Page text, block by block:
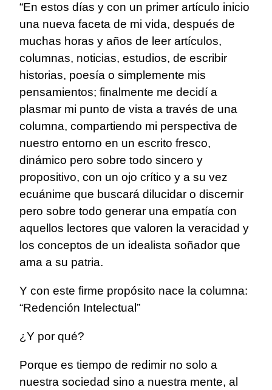
“En estos días y con un primer artículo inicio
una nueva faceta de mi vida, después de
muchas horas y años de leer artículos,
columnas, noticias, estudios, de escribir
historias, poesía o simplemente mis
pensamientos; finalmente me decidí a
plasmar mi punto de vista a través de una
columna, compartiendo mi perspectiva de
nuestro entorno en un escrito fresco,
dinámico pero sobre todo sincero y
propositivo, con un ojo crítico y a su vez
ecuánime que buscará dilucidar o discernir
pero sobre todo generar una empatía con
aquellos lectores que valoren la veracidad y
los conceptos de un idealista soñador que
ama a su patria.
Y con este firme propósito nace la columna:
“Redención Intelectual”
¿Y por qué?
Porque es tiempo de redimir no solo a
nuestra sociedad sino a nuestra mente, al